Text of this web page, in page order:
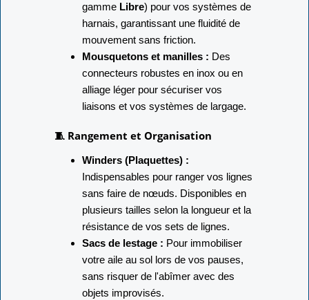
gamme Libre) pour vos systèmes de
harnais, garantissant une fluidité de
mouvement sans friction.
Mousquetons et manilles : Des
connecteurs robustes en inox ou en
alliage léger pour sécuriser vos
liaisons et vos systèmes de largage.
🧵 Rangement et Organisation
Winders (Plaquettes) :
Indispensables pour ranger vos lignes
sans faire de nœuds. Disponibles en
plusieurs tailles selon la longueur et la
résistance de vos sets de lignes.
Sacs de lestage : Pour immobiliser
votre aile au sol lors de vos pauses,
sans risquer de l'abîmer avec des
objets improvisés.